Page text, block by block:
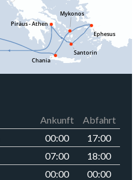
Ankunft
Abfahrt
00:00
17:00
07:00
18:00
00:00
00:00